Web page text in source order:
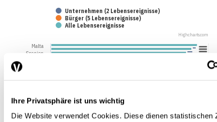
Ihre Privatsphäre ist uns wichtig
Die Website verwendet Cookies. Diese dienen statistischen
Unternehmen (2 Lebensereignisse)
Bürger (5 Lebensereignisse)
Alle Lebensereignisse
Highcharts.com
Malta
Spanien
Frankreich
Belgien